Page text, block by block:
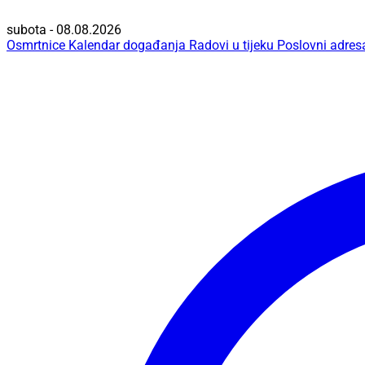
subota - 08.08.2026
Osmrtnice Kalendar događanja Radovi u tijeku Poslovni